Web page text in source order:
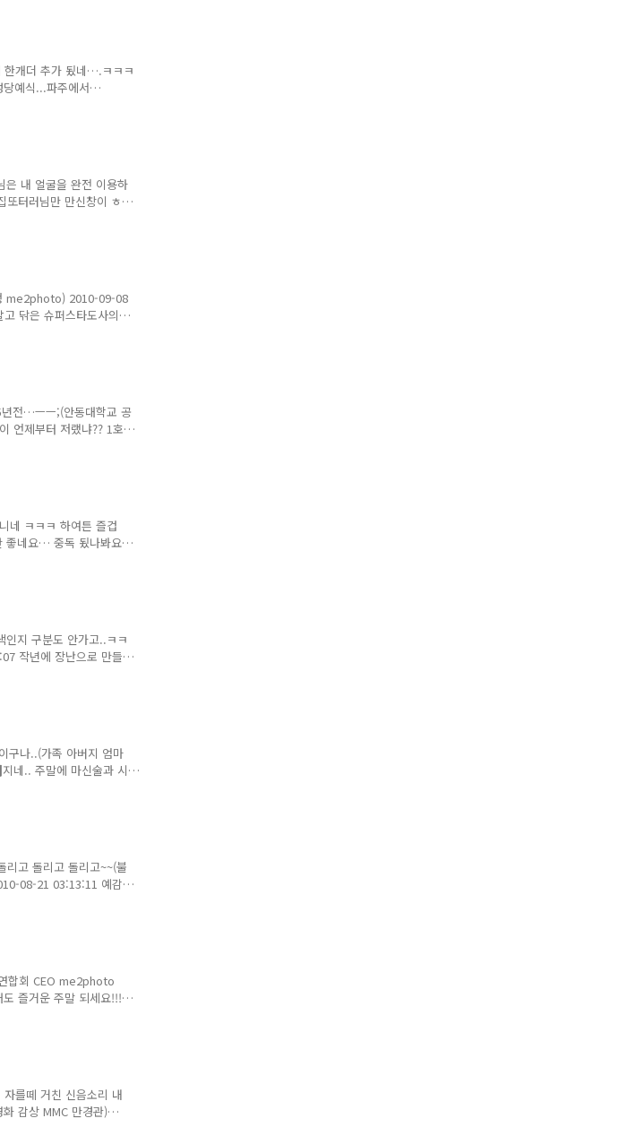
네요~ 음…써봐야 알것 같
나..
한개더 추가 됬네….ㅋㅋㅋ
예식...파주에서
리 회사 건물…..(Have a
으로 막혀 있던것을 톱으
은 내 얼굴을 완전 이용하
터러님만 만신창이 ㅎ
봉동 일대 정전 작업용/
09-11 12:47:15 사장님
사, 루카,..
me2photo) 2010-09-08
닦은 슈퍼스타도사의
2010-09-08
식사들은 하셨쎄요??
해질 지..
전…ㅡㅡ;(안동대학교 공
언제부터 저랬냐?? 1호
주~세효~!
들……난 어디에? ㅋㅋㅋ
골절로 못가는바..
네 ㅋㅋㅋ 하여튼 즐겁
좋네요… 중독 됬나봐요…
대구웨딩연합회의 미
, 통가라시, 아름다운그
09-0..
인지 구분도 안가고..ㅋㅋ
작년에 장난으로 만들었
보다 남자 패러디 2030
(주)프로홈 / 대
시즌 준비..
구나..(가족 아버지 엄마
네.. 주말에 마신술과 시
중~ 집중~ ㅋ~ 퐈이팅~!
2010-08-30
고 돌리고 돌리고~~(불
08-21 03:13:11 예감
임 임주임 (주)프로홈 대
채소들…맛있어요~! 아
2010-..
합회 CEO me2photo
즐거운 주말 되세요!!!
…. 사무실에 수프리모가
남긴 글 2010-08-13
를떼 거친 신음소리 내
감상 MMC 만경관)